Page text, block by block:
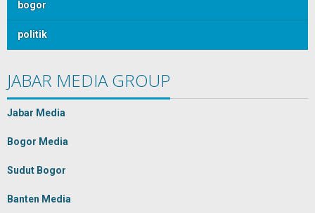
bogor
politik
JABAR MEDIA GROUP
Jabar Media
Bogor Media
Sudut Bogor
Banten Media